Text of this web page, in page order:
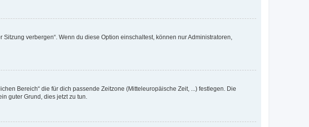
verbergen“. Wenn du diese Option einschaltest, können nur Administratoren,
Bereich“ die für dich passende Zeitzone (Mitteleuropäische Zeit, ...) festlegen. Die
guter Grund, dies jetzt zu tun.